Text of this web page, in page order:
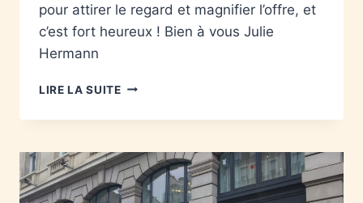
pour attirer le regard et magnifier l’offre, et
c’est fort heureux ! Bien à vous Julie
Hermann
LIRE LA SUITE